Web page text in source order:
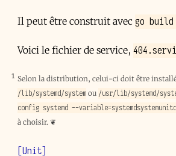
Il peut être construit avec go build
Voici le fichier de service,
1 Selon la distribution, celui-ci doit être
/lib/systemd/systemou /usr/lib/systemd/
config systemd --
à choisir. ❦
[Unit]